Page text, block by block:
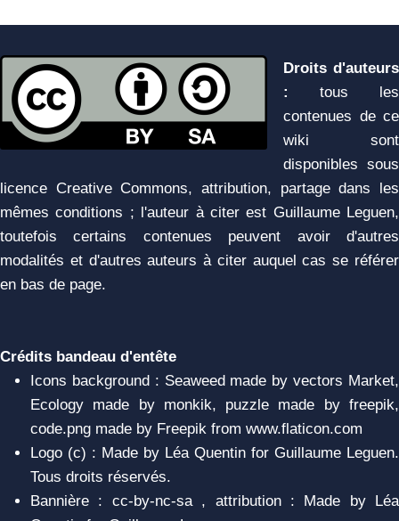
Droits d'auteurs
:
tous les
contenues de ce
wiki sont
disponibles sous
licence Creative Commons, attribution, partage dans les
mêmes conditions ; l'auteur à citer est Guillaume Leguen,
toutefois certains contenues peuvent avoir d'autres
modalités et d'autres auteurs à citer auquel cas se référer
en bas de page.
Crédits bandeau d'entête
Icons background : Seaweed made by vectors Market,
Ecology made by monkik, puzzle made by freepik,
code.png made by Freepik from www.flaticon.com
Logo (c) : Made by Léa Quentin for Guillaume Leguen.
Tous droits réservés.
Bannière : cc-by-nc-sa , attribution : Made by Léa